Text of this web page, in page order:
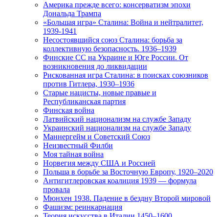
Америка прежде всего: консерватизм эпохи
Дональда Трампа
«Большая игра» Сталина: Война и нейтралитет,
1939-1941
Несостоявшийся союз Сталина: борьба за
коллективную безопасность. 1936–1939
Финские СС на Украине и Юге России. От
возникновения до ликвидации
Рискованная игра Сталина: в поисках союзников
против Гитлера, 1930–1936
Старые нацисты, новые правые и
Республиканская партия
Финская война
Латвийский национализм на службе Западу
Украинский национализм на службе Западу
Маннергейм и Советский Союз
Неизвестный Филби
Моя тайная война
Норвегия между США и Россией
Польша в борьбе за Восточную Европу, 1920–2020
Антигитлеровская коалиция 1939 — формула
провала
Мюнхен 1938. Падение в бездну Второй мировой
Фашизм: реинкарнация